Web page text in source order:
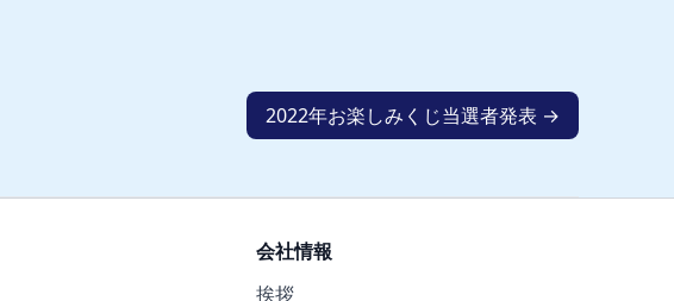
2022年お楽しみくじ当選者発表 →
会社情報
挨拶